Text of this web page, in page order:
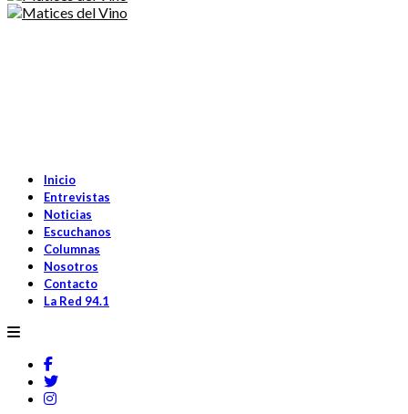
Inicio
Entrevistas
Noticias
Escuchanos
Columnas
Nosotros
Contacto
La Red 94.1